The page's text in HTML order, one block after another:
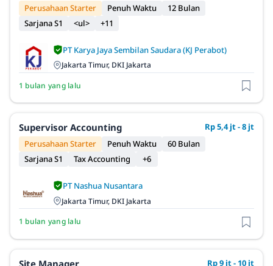
Perusahaan Starter
Penuh Waktu
12 Bulan
Sarjana S1
<ul> +11
PT Karya Jaya Sembilan Saudara (KJ Perabot)
Jakarta Timur, DKI Jakarta
1 bulan yang lalu
Supervisor Accounting
Rp 5,4 jt - 8 jt
Perusahaan Starter
Penuh Waktu
60 Bulan
Sarjana S1
Tax Accounting +6
PT Nashua Nusantara
Jakarta Timur, DKI Jakarta
1 bulan yang lalu
Site Manager
Rp 9 jt - 10 jt